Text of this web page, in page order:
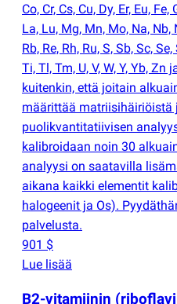
Co, Cr, Cs, Cu, Dy, Er, Eu,
La, Lu, Mg, Mn, Mo, Na, Nb,
Rb, Re, Rh, Ru, S, Sb, Sc,
Ti, Tl, Tm, U, V, W, Y, Yb,
kuitenkin, että joitain
määrittää matriisihäiriöistä
puolikvantitatiivisen
kalibroidaan noin 30
analyysi on saatavilla
aikana kaikki elementit
halogeenit ja Os).
palvelusta.
901 $
Lue lisää
B2-vitamiinin (